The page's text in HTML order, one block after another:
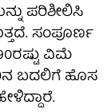
ಪರಿಶೀಲಿಸಿ
ಸಂಪೂರ್ಣ
ವಿಮೆ
ಬದಲಿಗೆ ಹೊಸ